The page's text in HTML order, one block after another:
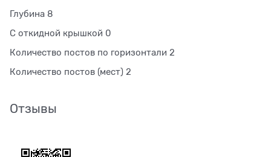
Глубина 8
С откидной крышкой 0
Количество постов по горизонтали 2
Количество постов (мест) 2
Отзывы